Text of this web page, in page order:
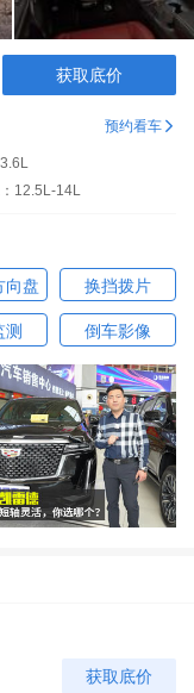
获取底价
预约看车 
12.5L-14L
向盘 换挡拨片
测 倒车影像
获取底价